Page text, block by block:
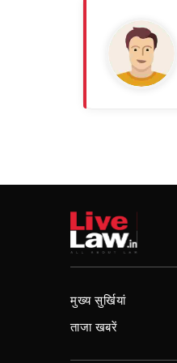
मुख्य सुर्खियां
ताजा खबरें